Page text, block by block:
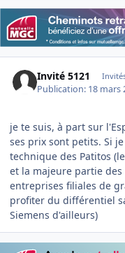
Invité 5121
Publication: 18 mars
je te suis, à part sur
ses prix sont petits. Si
technique des Patitos
et la majeure partie
entreprises filiales de
profiter du différentiel
Siemens d'ailleurs)